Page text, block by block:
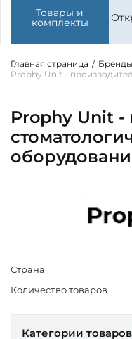
Товары и
комплекты
Главная страница / Бренды
Prophy Unit -
Prophy Unit -
Страна
Количество товаров
Категории